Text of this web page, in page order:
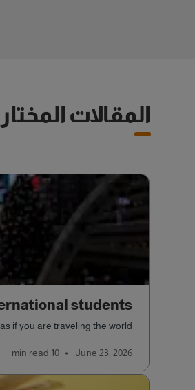
المقالات
students
if you are traveling the world.
June 23, 2026
10 min
read